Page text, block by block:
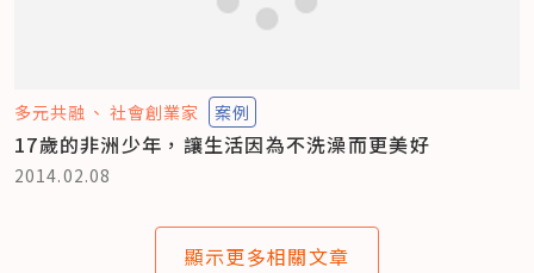
多元共融 社會創業家 案例
17歲的非洲少年，讓生活因為不洗澡而更美好
2014.02.08
顯示更多相關文章